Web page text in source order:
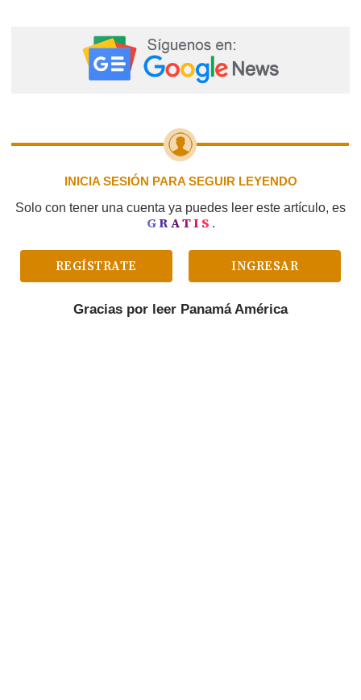
revelación de sexo y ya casi nace la bendición...
INICIA SESIÓN PARA SEGUIR LEYENDO
Solo con tener una cuenta ya puedes leer este artículo, es
GRATIS .
REGÍSTRATE INGRESAR
Gracias por leer Panamá América